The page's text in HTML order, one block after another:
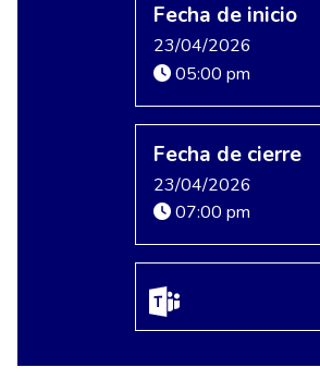
Fecha de inicio
23/04/2026
05:00 pm
Fecha de cierre
23/04/2026
07:00 pm